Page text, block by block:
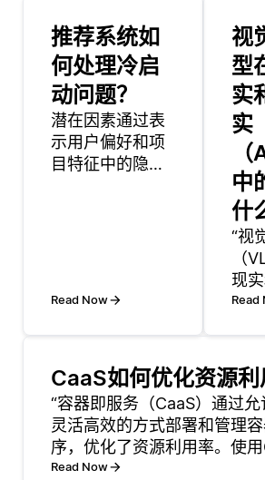
推荐系统如
何处理冷启
动问题？
潜在因素通过表
示用户偏好和项
目特征中的隐藏
互动中推断出来
购买历史。通过
素，推荐系统可
以更好地理解用
户和项目之间的
关系，帮助推荐
用户可能喜欢的
Read Now
视
型
实
实
中
什
“视
（
现
（
动
作
功
验
输
Read
CaaS如何优化资源利
“容器即服务（CaaS）通过
灵活高效的方式部署和管理
序，优化了资源利用率。使
应用程序可以共享相同的物理
Read Now